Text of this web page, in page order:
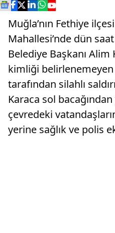
Muğla’nın Fethiye
Mahallesi’nde dün
Belediye Başkanı Alim
kimliği
tarafından silahlı
Karaca sol
çevredeki
yerine sağlık ve polis